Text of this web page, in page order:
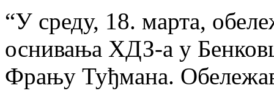
“У среду, 18. марта,
оснивања ХДЗ-а у
Фрању Туђмана.